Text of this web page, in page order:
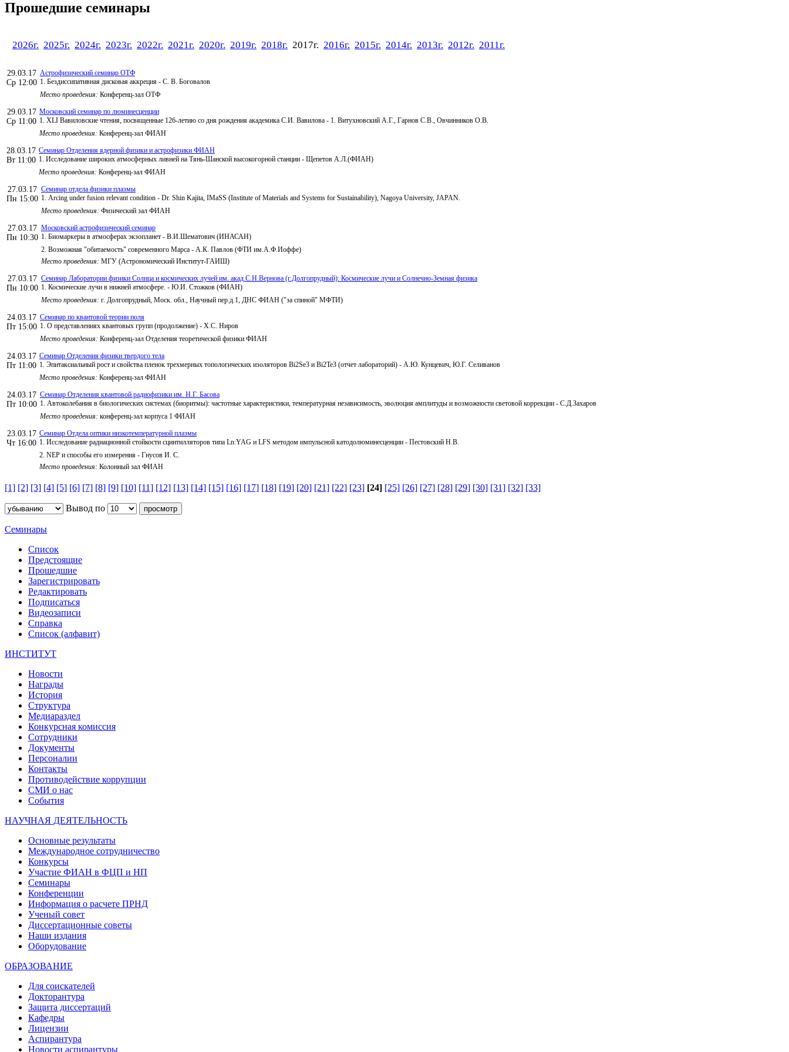
Прошедшие семинары
2026г. 2025г. 2024г. 2023г. 2022г. 2021г. 2020г. 2019г. 2018г. 2017г. 2016г. 2015г. 2014г. 2013г. 2012г. 2011г.
29.03.17
Ср 12:00
Астрофизический семинар ОТФ
1. Бездиссипативная дисковая аккреция - С. В. Боговалов
Место проведения: Конференц-зал ОТФ
29.03.17
Ср 11:00
Московский семинар по люминесценции
1. XLI Вавиловские чтения, посвященные 126-летию со дня рождения академика С.И. Вавилова - 1. Витухновский А.Г., Гарнов С.В., Овчинников О.В.
Место проведения: Конференц-зал ФИАН
28.03.17
Вт 11:00
Семинар Отделения ядерной физики и астрофизики ФИАН
1. Исследование широких атмосферных ливней на Тянь-Шанской высокогорной станции - Щепетов А.Л.(ФИАН)
Место проведения: Конференц-зал ФИАН
27.03.17
Пн 15:00
Семинар отдела физики плазмы
1. Arcing under fusion relevant condition - Dr. Shin Kajita, IMaSS (Institute of Materials and Systems for Sustainability), Nagoya University, JAPAN.
Место проведения: Физический зал ФИАН
27.03.17
Пн 10:30
Московский астрофизический семинар
1. Биомаркеры в атмосферах экзопланет - В.И.Шематович (ИНАСАН)
2. Возможная "обитаемость" современного Марса - А.К. Павлов (ФТИ им.А.Ф.Иоффе)
Место проведения: МГУ (Астрономический Институт-ГАИШ)
27.03.17
Пн 10:00
Семинар Лаборатории физики Солнца и космических лучей им. акад.С.Н.Вернова (г.Долгопрудный): Космические лучи и Солнечно-Земная физика
1. Космические лучи в нижней атмосфере. - Ю.И. Стожков (ФИАН)
Место проведения: г. Долгопрудный, Моск. обл., Научный пер.д.1, ДНС ФИАН ("за спиной" МФТИ)
24.03.17
Пт 15:00
Семинар по квантовой теории поля
1. О представлениях квантовых групп (продолжение) - Х.С. Ниров
Место проведения: Конференц-зал Отделения теоретической физики ФИАН
24.03.17
Пт 11:00
Семинар Отделения физики твердого тела
1. Эпитаксиальный рост и свойства пленок трехмерных топологических изоляторов Bi2Se3 и Bi2Te3 (отчет лабораторий) - А.Ю. Кунцевич, Ю.Г. Селиванов
Место проведения: Конференц-зал ФИАН
24.03.17
Пт 10:00
Семинар Отделения квантовой радиофизики им. Н.Г. Басова
1. Автоколебания в биологических системах (биоритмы): частотные характеристики, температурная независимость, эволюция амплитуды и возможности световой коррекции - С.Д.Захаров
Место проведения: конференц-зал корпуса 1 ФИАН
23.03.17
Чт 16:00
Семинар Отдела оптики низкотемпературной плазмы
1. Исследование радиационной стойкости сцинтилляторов типа Ln:YAG и LFS методом импульсной катодолюминесценции - Пестовский Н.В.
2. NEP и способы его измерения - Гнусов И. С.
Место проведения: Колонный зал ФИАН
[1] [2] [3] [4] [5] [6] [7] [8] [9] [10] [11] [12] [13] [14] [15] [16] [17] [18] [19] [20] [21] [22] [23] [24] [25] [26] [27] [28] [29] [30] [31] [32] [33]
Вывод по
Семинары
Список
Предстоящие
Прошедшие
Зарегистрировать
Редактировать
Подписаться
Видеозаписи
Справка
Список (алфавит)
ИНСТИТУТ
Новости
Награды
История
Структура
Медиараздел
Конкурсная комиссия
Сотрудники
Документы
Персоналии
Контакты
Противодействие коррупции
СМИ о нас
События
НАУЧНАЯ ДЕЯТЕЛЬНОСТЬ
Основные результаты
Международное сотрудничество
Конкурсы
Участие ФИАН в ФЦП и НП
Семинары
Конференции
Информация о расчете ПРНД
Ученый совет
Диссертационные советы
Наши издания
Оборудование
ОБРАЗОВАНИЕ
Для соискателей
Докторантура
Защита диссертаций
Кафедры
Лицензии
Аспирантура
Новости аспирантуры